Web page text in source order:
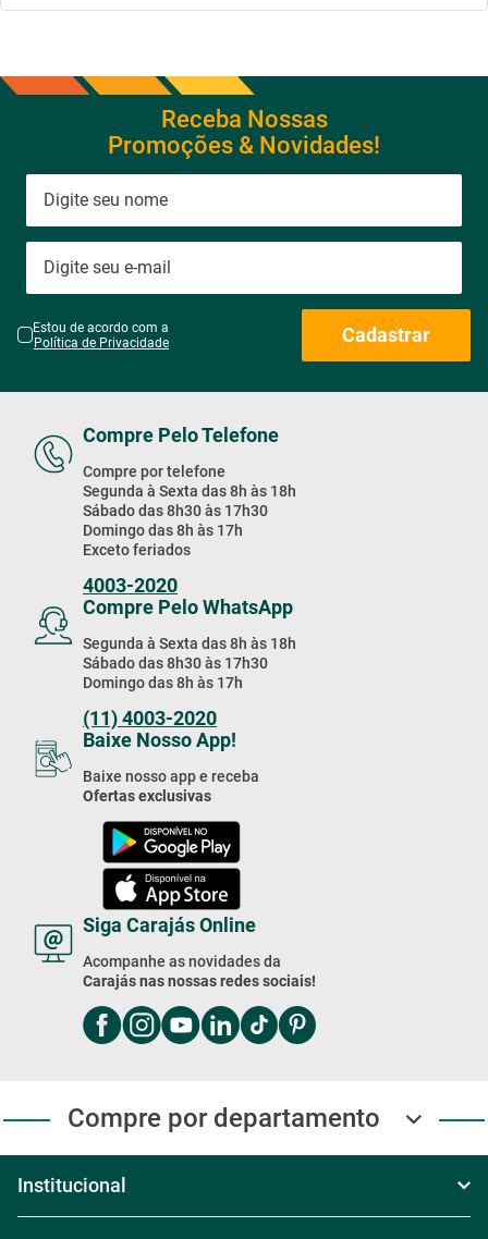
Receba Nossas
Promoções & Novidades!
Estou de acordo com a
Política de Privacidade
Cadastrar
Compre Pelo Telefone
Compre por telefone
Segunda à Sexta das 8h às 18h
Sábado das 8h30 às 17h30
Domingo das 8h às 17h
Exceto feriados
4003-2020
Compre Pelo WhatsApp
Segunda à Sexta das 8h às 18h
Sábado das 8h30 às 17h30
Domingo das 8h às 17h
(11) 4003-2020
Baixe Nosso App!
Baixe nosso app e receba
Ofertas exclusivas
Siga Carajás Online
Acompanhe as novidades da
Carajás nas nossas redes sociais!
Compre por departamento
Institucional